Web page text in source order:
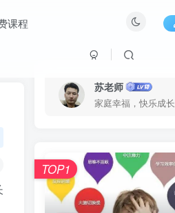
课程
苏老师
家庭幸福，快乐成长
TOP1